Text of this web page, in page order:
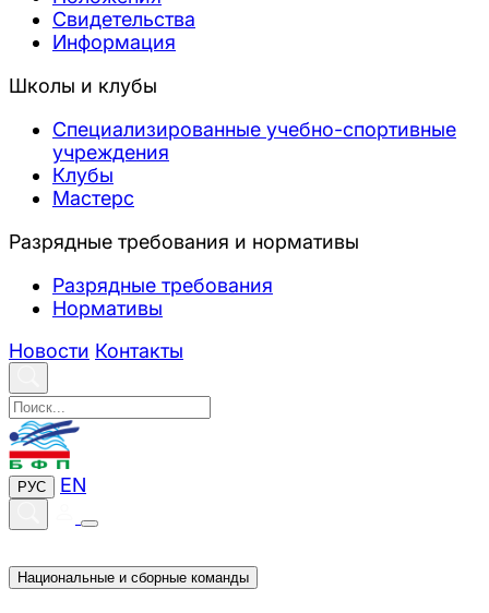
Свидетельства
Информация
Школы и клубы
Специализированные учебно-спортивные
учреждения
Клубы
Мастерс
Разрядные требования и нормативы
Разрядные требования
Нормативы
Новости Контакты
РУС EN
Национальные и сборные команды